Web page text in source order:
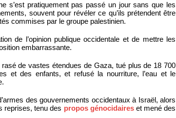
s’est pratiquement pas passé un jour sans que les
souvent pour révéler ce qu’ils prétendent être
commises par le groupe palestinien.
de l’opinion publique occidentale et de mettre les
embarrassante.
de vastes étendues de Gaza, tué plus de 18 700
et des enfants, et refusé la nourriture, l’eau et le
des gouvernements occidentaux à Israël, alors
reprises, tenu des propos génocidaireset mené des